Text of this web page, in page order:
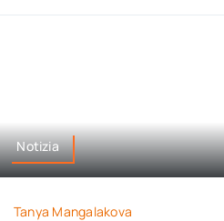
Notizia
Tanya Mangalakova